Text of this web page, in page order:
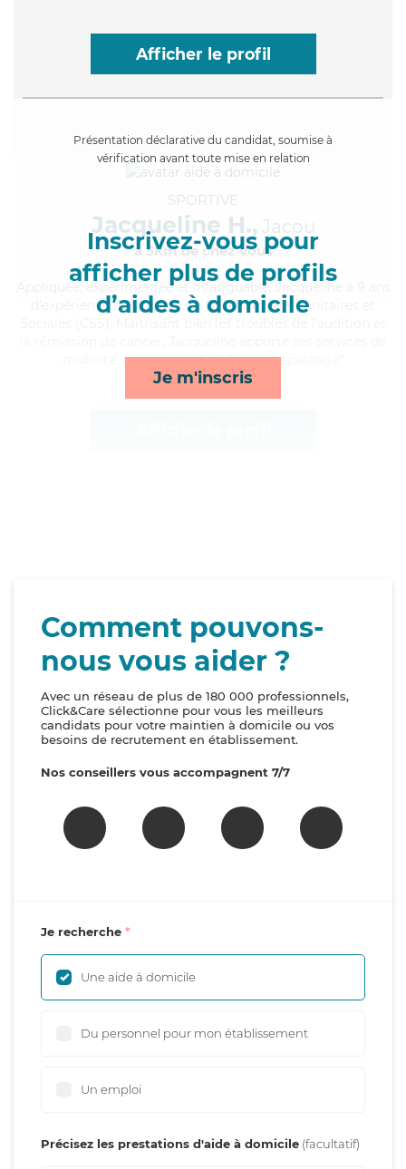
Afficher le profil
Présentation déclarative du candidat, soumise à
vérification avant toute mise en relation
Inscrivez-vous pour
afficher plus de profils
d’aides à domicile
Je m'inscris
SPORTIVE
Jacqueline H., Jacou
à 5km de chez Vous
, expérimentée et infatiguable, Jacqueline a 9 ans
d'expérience et possède un BEP Carrières Sanitaires et
mobilité, repas, rappels et lessive/repassage*
Comment pouvons-
nous vous aider ?
Avec un réseau de plus de 180 000 professionnels,
Click&Care sélectionne pour vous les meilleurs
candidats pour votre maintien à domicile ou vos
besoins de recrutement en établissement.
Nos conseillers vous accompagnent 7/7
Je recherche
Une aide à domicile
Du personnel pour mon établissement
Un emploi
Précisez les prestations d'aide à domicile